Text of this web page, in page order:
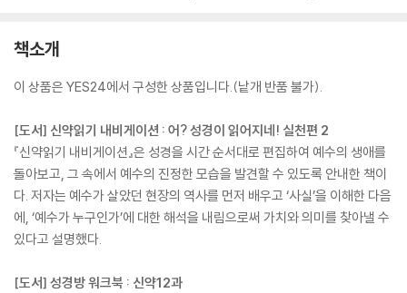
책소개
이 상품은 YES24에서 구성한 상품입니다.(낱개 반품 불가).
[도서] 신약읽기 내비게이션 : 어? 성경이 읽어지네! 실천편 2
『신약읽기 내비게이션』은 성경을 시간 순서대로 편집하여 예수의 생애를
돌아보고, 그 속에서 예수의 진정한 모습을 발견할 수 있도록 안내한 책이
다. 저자는 예수가 살았던 현장의 역사를 먼저 배우고 ‘사실’을 이해한 다음
에, ‘예수가 누구인가’에 대한 해석을 내림으로써 가치와 의미를 찾아낼 수
있다고 설명했다.
[도서] 성경방 워크북 : 신약12과